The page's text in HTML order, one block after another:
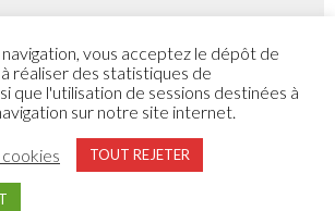
vous acceptez le dépôt de
réaliser des statistiques de
que l'utilisation de sessions destinées à
sur notre site internet.
TOUT REJETER